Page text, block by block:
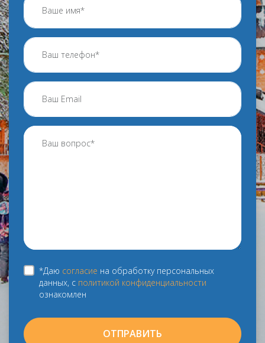
*Даю согласие на обработку персональных
данных, с политикой конфиденциальности
ознакомлен
ОТПРАВИТЬ